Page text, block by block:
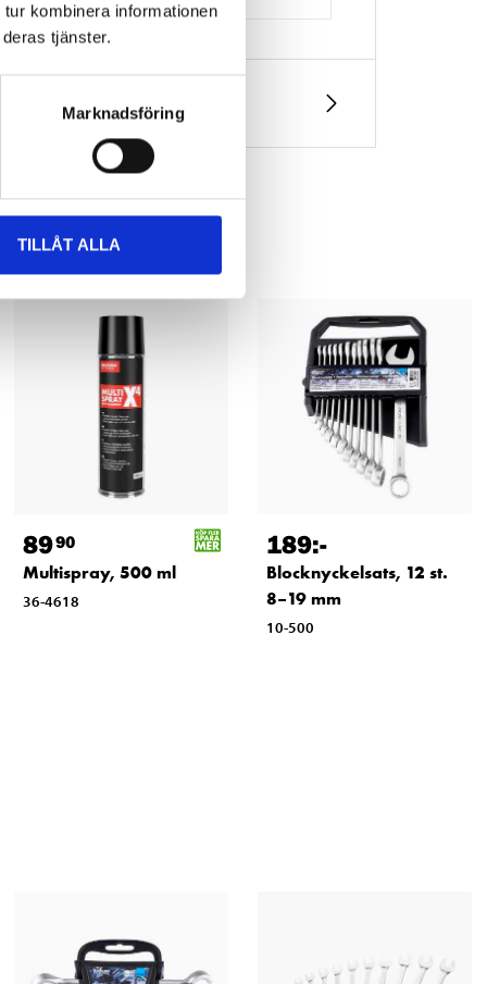
kombinera informationen
tjänster.
Marknadsföring
TILLÅT ALLA
8990
Multispray, 500 ml
36-4618
189:-
Blocknyckelsats, 12 st.
8–19 mm
10-500